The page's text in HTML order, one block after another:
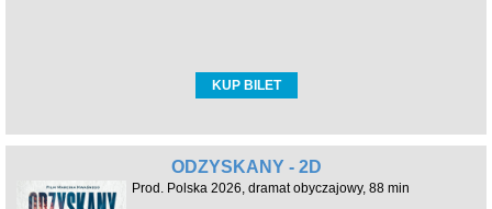
KUP BILET
ODZYSKANY - 2D
Prod. Polska 2026, dramat obyczajowy, 88 min